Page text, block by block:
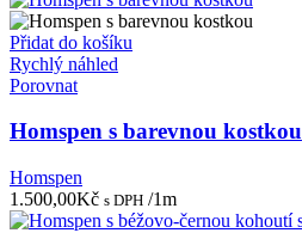
Přidat do košíku
Rychlý náhled
Porovnat
Homspen s barevnou kostkou
Homspen
1.500,00Kč s DPH /1m